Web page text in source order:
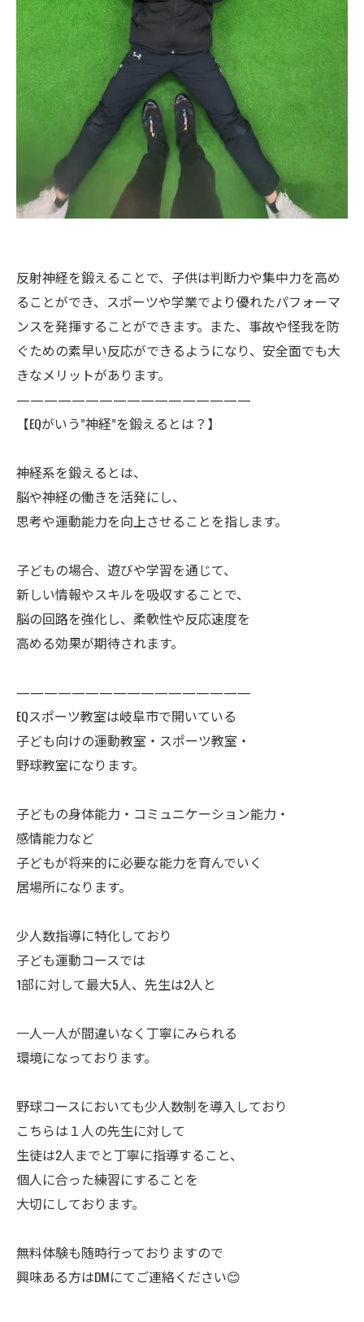
反射神経を鍛えることで、子供は判断力や集中力を高め
ることができ、スポーツや学業でより優れたパフォーマ
ンスを発揮することができます。また、事故や怪我を防
ぐための素早い反応ができるようになり、安全面でも大
きなメリットがあります。
—————————————————
【EQがいう”神経”を鍛えるとは？】
神経系を鍛えるとは、
脳や神経の働きを活発にし、
思考や運動能力を向上させることを指します。
子どもの場合、遊びや学習を通じて、
新しい情報やスキルを吸収することで、
脳の回路を強化し、柔軟性や反応速度を
高める効果が期待されます。
—————————————————
EQスポーツ教室は岐阜市で開いている
子ども向けの運動教室・スポーツ教室・
野球教室になります。
子どもの身体能力・コミュニケーション能力・
感情能力など
子どもが将来的に必要な能力を育んでいく
居場所になります。
少人数指導に特化しており
子ども運動コースでは
1部に対して最大5人、先生は2人と
一人一人が間違いなく丁寧にみられる
環境になっております。
野球コースにおいても少人数制を導入しており
こちらは１人の先生に対して
生徒は2人までと丁寧に指導すること、
個人に合った練習にすることを
大切にしております。
無料体験も随時行っておりますので
興味ある方はDMにてご連絡ください😊